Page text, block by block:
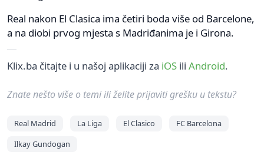
Real nakon El Clasica ima četiri boda više od Barcelone,
a na diobi prvog mjesta s Madriđanima je i Girona.
Klix.ba čitajte i u našoj aplikaciji za iOS ili Android.
Znate nešto više o temi ili želite prijaviti grešku u tekstu?
Real Madrid La Liga El Clasico
FC Barcelona
Ilkay Gundogan